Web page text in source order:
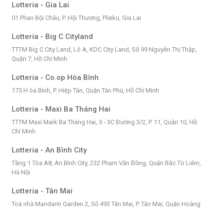
Lotteria - Gia Lai
01 Phan Bội Châu, P. Hội Thương, Pleiku, Gia Lai
Lotteria - Big C Cityland
TTTM Big C City Land, Lô A, KDC City Land, Số 99 Nguyễn Thị Thập,
Quận 7, Hồ Chí Minh
Lotteria - Co.op Hòa Bình
175 H òa Bình, P. Hiệp Tân, Quận Tân Phú, Hồ Chí Minh
Lotteria - Maxi Ba Tháng Hai
TTTM Maxi Mark Ba Tháng Hai, 3 - 3C Đường 3/2, P. 11, Quận 10, Hồ
Chí Minh
Lotteria - An Bình City
Tầng 1 Tòa A8, An Bình City, 232 Phạm Văn Đồng, Quận Bắc Từ Liêm,
Hà Nội
Lotteria - Tân Mai
Toà nhà Mandarin Garden 2, Số 493 Tân Mai, P. Tân Mai, Quận Hoàng